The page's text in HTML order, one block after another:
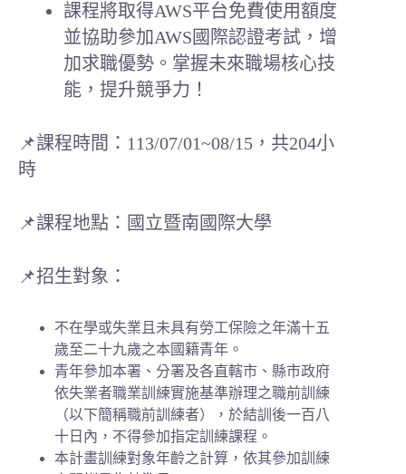
課程將取得AWS平台免費使用額度
並協助參加AWS國際認證考試，增
加求職優勢。掌握未來職場核心技
能，提升競爭力！
📌課程時間：113/07/01~08/15，共204小
時
📌課程地點：國立暨南國際大學
📌招生對象：
不在學或失業且未具有勞工保險之年滿十五
歲至二十九歲之本國籍青年。
青年參加本署、分署及各直轄市、縣市政府
依失業者職業訓練實施基準辦理之職前訓練
（以下簡稱職前訓練者），於結訓後一百八
十日內，不得參加指定訓練課程。
本計畫訓練對象年齡之計算，依其參加訓練